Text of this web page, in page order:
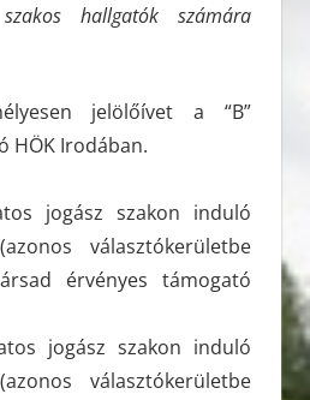
hallgatók számára
jelölőívet a “B”
HÖK Irodában.
jogász szakon induló
választókerületbe
érvényes támogató
jogász szakon induló
választókerületbe